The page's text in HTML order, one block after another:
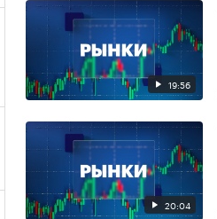
19:56
20:04